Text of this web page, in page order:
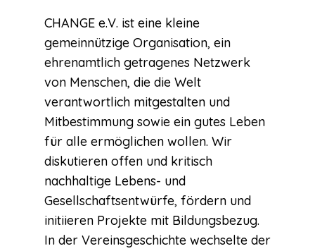
CHANGE e.V. ist eine kleine
gemeinnützige Organisation, ein
ehrenamtlich getragenes Netzwerk
von Menschen, die die Welt
verantwortlich mitgestalten und
Mitbestimmung sowie ein gutes Leben
für alle ermöglichen wollen. Wir
diskutieren offen und kritisch
nachhaltige Lebens- und
Gesellschaftsentwürfe, fördern und
initiieren Projekte mit Bildungsbezug.
In der Vereinsgeschichte wechselte der